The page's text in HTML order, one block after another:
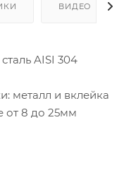
ВИДЕО
AISI 304
металл и вклейка
от 8 до 25мм